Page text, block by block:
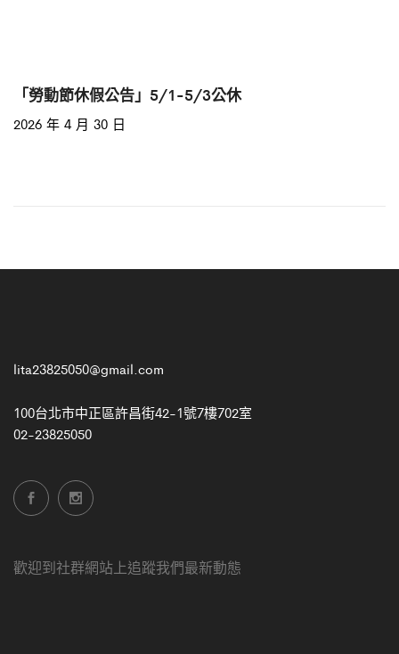
「勞動節休假公告」5/1-5/3公休
2026 年 4 月 30 日
lita23825050@gmail.com
100台北市中正區許昌街42-1號7樓702室
02-23825050
歡迎到社群網站上追蹤我們最新動態